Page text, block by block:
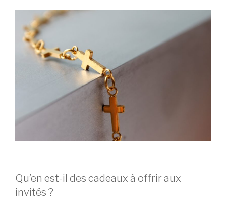
Qu’en est-il des cadeaux à offrir aux
invités ?